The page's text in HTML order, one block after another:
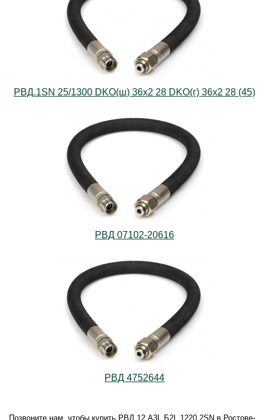
РВД.1SN 25/1300 DKO(ш) 36х2 28 DKO(г) 36х2 28 (45)
РВД 07102-20616
РВД 4752644
Позвоните нам, чтобы купить РВД.12.А3L.Б2L.1220.2SN в Ростове-